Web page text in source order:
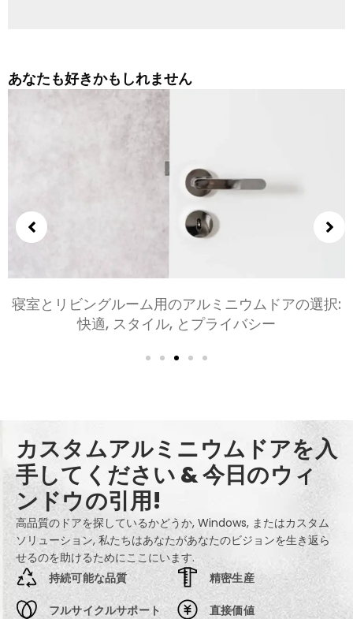
あなたも好きかもしれません
寝室とリビングルーム用のアルミニウムドアの選択:
快適, スタイル, とプライバシー
カスタムアルミニウムドアを入
手してください & 今日のウィ
ンドウの引用!
高品質のドアを探しているかどうか, Windows, またはカスタム
ソリューション, 私たちはあなたがあなたのビジョンを生き返ら
せるのを助けるためにここにいます.
持続可能な品質
フルサイクルサポート
精密生産
直接価値